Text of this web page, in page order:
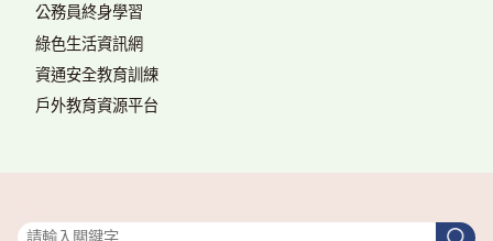
公務員終身學習
綠色生活資訊網
資通安全教育訓練
戶外教育資源平台
搜